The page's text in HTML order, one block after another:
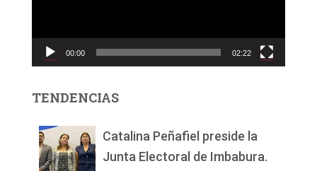
c
d
00:00 02:22
TENDENCIAS
Catalina Peñafiel preside la
Junta Electoral de Imbabura.